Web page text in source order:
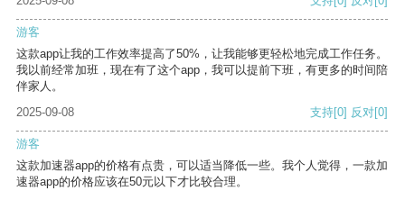
游客
这款app让我的工作效率提高了50%，让我能够更轻松地完成工作任务。
我以前经常加班，现在有了这个app，我可以提前下班，有更多的时间陪
伴家人。
2025-09-08
支持[0] 反对[0]
游客
这款加速器app的价格有点贵，可以适当降低一些。我个人觉得，一款加
速器app的价格应该在50元以下才比较合理。